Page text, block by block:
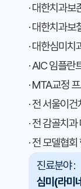
· 대한치과보
· 대한치과보
· 대한심미치
· AIC 임플란
· MTA교정
· 전 서울이
· 전 감골치
· 전 모델협
진료분야 :
심미(라미